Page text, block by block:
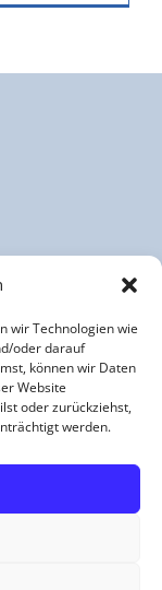
wir Technologien wie
oder darauf
können wir Daten
Website
oder zurückziehst,
werden.